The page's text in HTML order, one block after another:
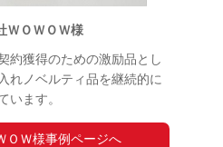
ＷＯＷＯＷ様
約獲得のための激励品とし
れノベルティ品を継続的に
います。
ＯＷ様事例ページへ